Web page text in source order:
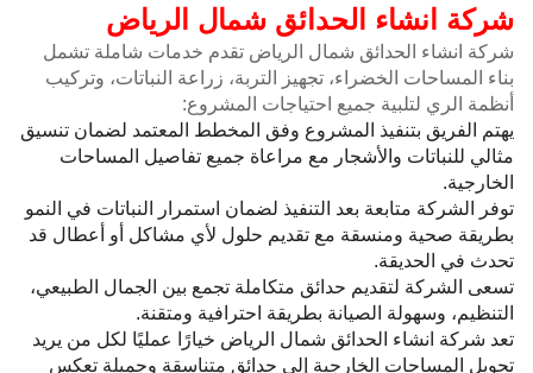
شركة انشاء الحدائق شمال الرياض
شركة انشاء الحدائق شمال الرياض تقدم خدمات شاملة تشمل
بناء المساحات الخضراء، تجهيز التربة، زراعة النباتات، وتركيب
أنظمة الري لتلبية جميع احتياجات المشروع:
يهتم الفريق بتنفيذ المشروع وفق المخطط المعتمد لضمان تنسيق
مثالي للنباتات والأشجار مع مراعاة جميع تفاصيل المساحات
الخارجية.
توفر الشركة متابعة بعد التنفيذ لضمان استمرار النباتات في النمو
بطريقة صحية ومنسقة مع تقديم حلول لأي مشاكل أو أعطال قد
تحدث في الحديقة.
تسعى الشركة لتقديم حدائق متكاملة تجمع بين الجمال الطبيعي،
التنظيم، وسهولة الصيانة بطريقة احترافية ومتقنة.
تعد شركة انشاء الحدائق شمال الرياض خيارًا عمليًا لكل من يريد
تحويل المساحات الخارجية إلى حدائق متناسقة وجميلة تعكس